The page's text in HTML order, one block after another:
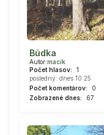
Búdka
Autor:macik
Počet hlasov:
1
posledný: dnes 10:25
Počet komentárov:
0
Zobrazené dnes:
67